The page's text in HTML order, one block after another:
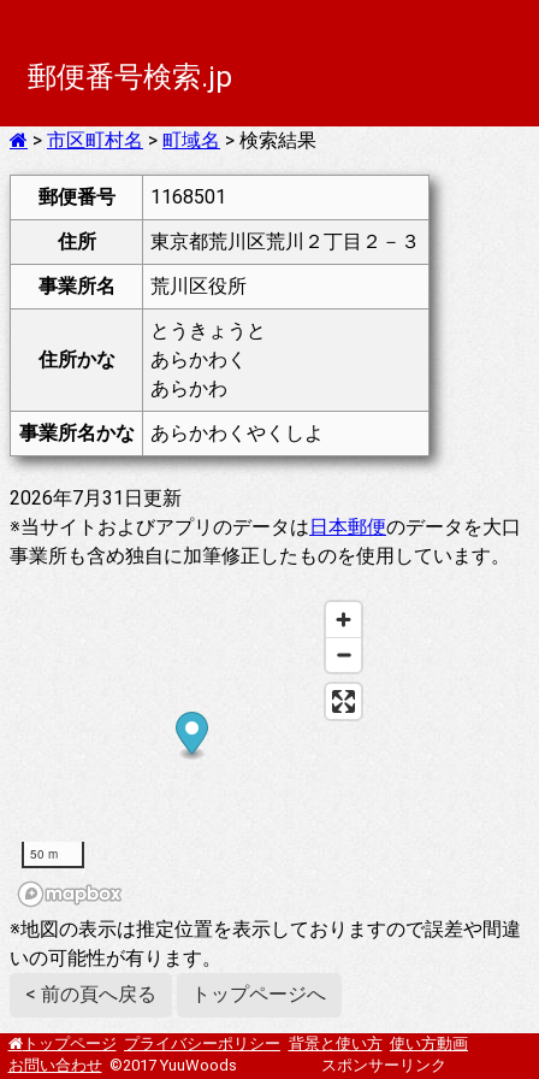
郵便番号検索.jp
> 市区町村名 > 町域名 > 検索結果
郵便番号
1168501
住所
東京都荒川区荒川２丁目２－３
事業所名
荒川区役所
住所かな
とうきょうと
あらかわく
あらかわ
事業所名かな
あらかわくやくしよ
2026年7月31日更新
※当サイトおよびアプリのデータは日本郵便のデータを大口
事業所も含め独自に加筆修正したものを使用しています。
50 m
※地図の表示は推定位置を表示しておりますので誤差や間違
いの可能性が有ります。
< 前の頁へ戻る
トップページへ
トップページ プライバシーポリシー 背景と使い方 使い方動画
お問い合わせ ©2017 YuuWoods スポンサーリンク